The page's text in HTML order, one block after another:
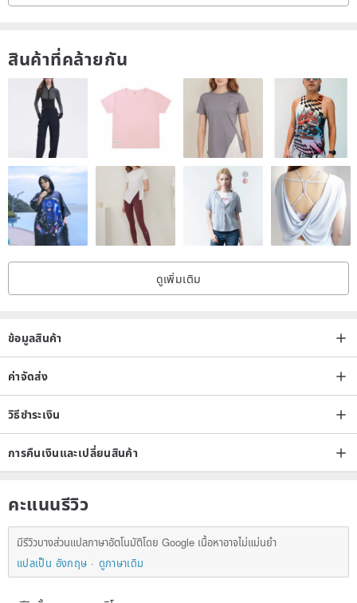
Production begins after you place your order.
Items will be shipped within 14 days.
We will notify buyers in advance if the fabric is out of stock.
Fabric placement is random, based on the cutting of the material!
Custom orders will now include a brand-exclusive fabric tag!
สินค้าที่คล้ายกัน
ดูเพิ่มเติม
ข้อมูลสินค้า
ค่าจัดส่ง
วิธีชำระเงิน
การคืนเงินและเปลี่ยนสินค้า
คะแนนรีวิว
มีรีวิวบางส่วนแปลภาษาอัตโนมัติโดย Google เนื้อหาอาจไม่แม่นยำ
แปลเป็น อังกฤษ
ดูภาษาเดิม